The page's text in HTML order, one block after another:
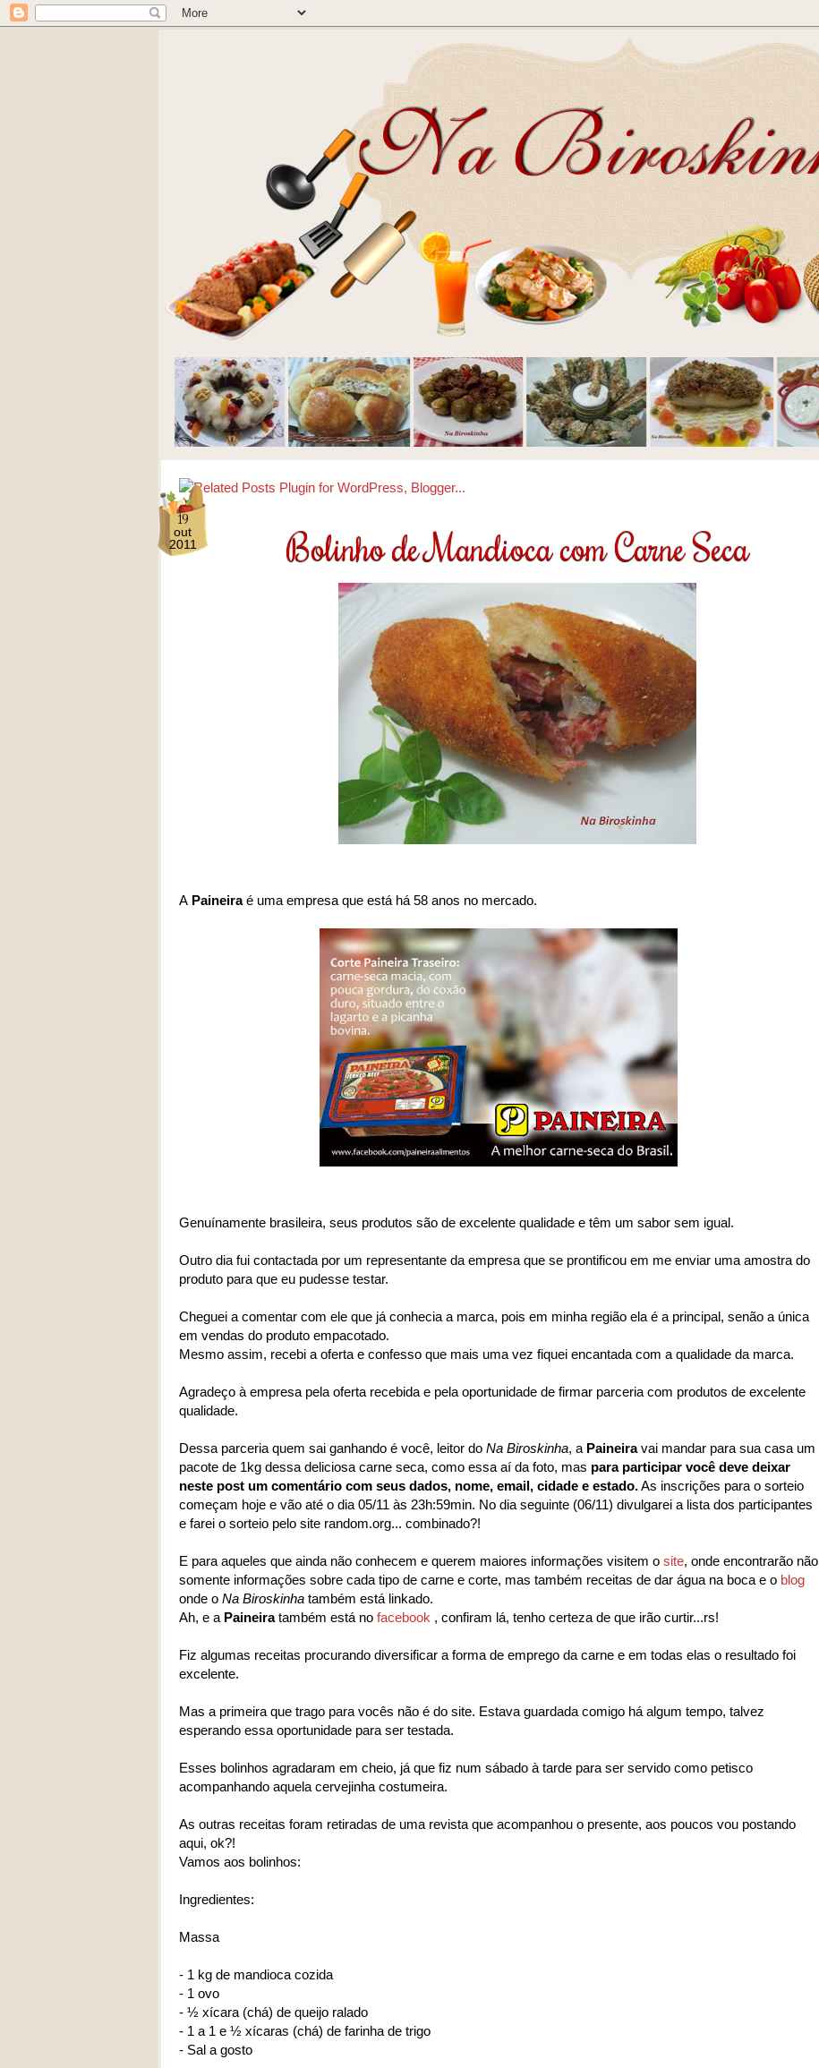
19
out
2011
Bolinho de Mandioca com Carne Seca
A Paineiraé uma empresa que está há 58 anos no mercado.
Genuínamente brasileira, seus produtos são de excelente qualidade e têm um sabor sem igual.
Outro dia fui contactada por um representante da empresa que se prontificou em me enviar uma amostra do
produto para que eu pudesse testar.
Cheguei a comentar com ele que já conhecia a marca, pois em minha região ela é a principal, senão a única
em vendas do produto empacotado.
Mesmo assim, recebi a oferta e confesso que mais uma vez fiquei encantada com a qualidade da marca.
Agradeço à empresa pela oferta recebida e pela oportunidade de firmar parceria com produtos de excelente
qualidade.
Dessa parceria quem sai ganhando é você, leitor do Na Biroskinha, a Paineiravai mandar para sua casa um
pacote de 1kg dessa deliciosa carne seca, como essa aí da foto, mas para participar você deve deixar
neste post um comentário com seus dados, nome, email, cidade e estado.As inscrições para o sorteio
começam hoje e vão até o dia 05/11 às 23h:59min. No dia seguinte (06/11) divulgarei a lista dos participantes
e farei o sorteio pelo site random.org... combinado?!
E para aqueles que ainda não conhecem e querem maiores informações visitem o site, onde encontrarão não
somente informações sobre cada tipo de carne e corte, mas também receitas de dar água na boca e o blog
onde o Na Biroskinha também está linkado.
Ah, e a Paineiratambém está no facebook , confiram lá, tenho certeza de que irão curtir...rs!
Fiz algumas receitas procurando diversificar a forma de emprego da carne e em todas elas o resultado foi
excelente.
Mas a primeira que trago para vocês não é do site. Estava guardada comigo há algum tempo, talvez
esperando essa oportunidade para ser testada.
Esses bolinhos agradaram em cheio, já que fiz num sábado à tarde para ser servido como petisco
acompanhando aquela cervejinha costumeira.
As outras receitas foram retiradas de uma revista que acompanhou o presente, aos poucos vou postando
aqui, ok?!
Vamos aos bolinhos:
Ingredientes:
Massa
- 1 kg de mandioca cozida
- 1 ovo
- ½ xícara (chá) de queijo ralado
- 1 a 1 e ½ xícaras (chá) de farinha de trigo
- Sal a gosto